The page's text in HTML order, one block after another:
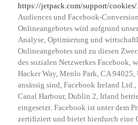
https://jetpack.com/support/cookies/
Audiences und Facebook-
Onlineangebotes wird aufgrund
Analyse, Optimierung und
Onlineangebotes und zu diesen
des sozialen Netzwerkes Facebook,
Hacker Way, Menlo Park, CA
ansässig sind, Facebook Ireland
Canal Harbour, Dublin 2, Irland
eingesetzt. Facebook ist unter dem
zertifiziert und bietet hierdurch eine